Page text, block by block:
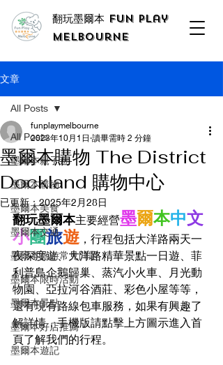
翻玩墨爾本 Fun Play
Melbourne
文章
All Posts
墨爾本親子遊
墨爾本購物
墨爾本美食
墨爾本交通
墨爾本旅游常見問題
墨爾本限時活動
墨爾本景點
墨爾本好店推薦
墨爾本遊記
All Posts
墨爾本購物 The District
Dockland 購物中心
funplaymelbourne
2023年10月1日 讀畢需時 2 分鐘
已更新： 2025年2月28日
翻玩墨爾本主要經營墨爾本中文
小團旅遊 ，行程包括大洋路兩天一
夜深度遊、大洋路精華景點一日遊、菲
利普島企鵝歸巢、蒸汽小火車、月光動
物園、亞拉河谷酒莊、彩色小屋等等，
還有現有路線包車服務，如果有興趣了
解詳情，手機版請點擊上方圖示進入首
頁了解我們的行程。